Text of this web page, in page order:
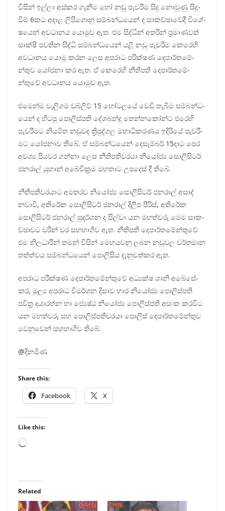
විසින් ඉල්ලා අස්කර ගැනීම හෝ නඩු පැව­රීම සිදු නොවුණු සිදු­
වීම් 6කට අදාළ ලිපි­ගොනු සම්බ­න්ධ­යෙන් ද සාක­ච්ඡා­වේදී විශේ­
ෂ­යෙන් අව­ධා­නය යොමුව ඇත. එම සිද්ධීන් අත­රින් ප්‍රමා­ණ­වත්
සාක්ෂි පව­තින සිද්ධි සම්බ­න්ධ­යෙන් යළි නඩු පැව­රීම කෙරෙහි
අව­ධා­නය යොමු කරන ලෙස අප­රාධ පරී­ක්ෂණ දෙපා­ර්ත­මේ­
න්තුව යෝජනා කර ඇත. ඒ කෙරෙහි නීති­පති දෙපා­ර්ත­මේ­
න්තුවේ අව­ධා­නය යොමුව ඇත.
එමෙන්ම වැලි­ගම ඩබ්ලිව් 15 හෝට­ලයේ වෙඩි තැබීම සම්බ­න්ධ­
යෙන් ද හිටපු පොලි­ස්පති දේශ­බන්දු තෙන්න­කෝන්ට එරෙහි
පැව­රී­මට නිය­මිත නඩු­වද ත්‍රිපු­ද්ගල මහා­ධි­ක­ර­ණය ඉදි­රියේ පැව­රී­
මට යෝජ­නාව තිබේ. ඒ සම්බ­න්ධ­යෙන් දෙසැ­ම්බර් 15දාට පෙර
අවශ්‍ය පිය­වර ගන්නා ලෙස නීති­ප­ති­ව­රයා නියෝජ්‍ය සොලි­සි­ටර්
ජන­රාල් යුහාන් අබේ­වි­ක්‍රම මහ­තාට උප­දෙස් දී තිබේ.
නීති­ප­ති­ව­ර­යාට අම­ත­රව නියෝජ්‍ය සොලි­සි­ටර් ජන­රාල් අසාද්
නවාවි‍‍, අති­රේක සොලි­සි­ටර් ජන­රාල් දිලීප පීරිස්, අති­රේක
සොලි­සි­ටර් ජන­රාල් සුද­ර්ශන ද සිල්වා යන මහ­ත්වරු මෙම සාක­
ච්ඡා­වට වරින් වර සහ­භා­ගිව ඇත. නීති­පති දෙපා­ර්ත­මේ­න්තුවේ
එම නිල­ධා­රීන් තමන් විසින් මෙහ­ය­වනු ලබන නඩු­වල වර්ත­මාන
තත්ත්වය සම්බ­න්ධ­යෙන් පොලි­සිය දැනු­ව­ත්කර ඇත.
අප­රාධ පරී­ක්ෂණ දෙපා­ර්ත­මේ­න්තුවේ අධ්‍යක්ෂ ශානි අබේ­සේ­
කර, මූල්‍ය අප­රාධ විම­ර්ශන දිසාව භාර නියෝජ්‍ය පොලි­ස්පති
පවිත්‍ර දයා­රත්න හා ජ්‍යෙෂ්ඨ නියෝජ්‍ය පොලි­ස්පති අසංක කර­විට
යන මහ­ත්වරු සහ පොලි­ස්ප­ති­ව­රයා පොලිස් දෙපා­ර්ත­මේ­න්තුව
වෙනු­වෙන් සහ­භා­ගිව තිබේ.
@දිනමිණ
Share this:
Facebook X
Like this:
Loading…
Related